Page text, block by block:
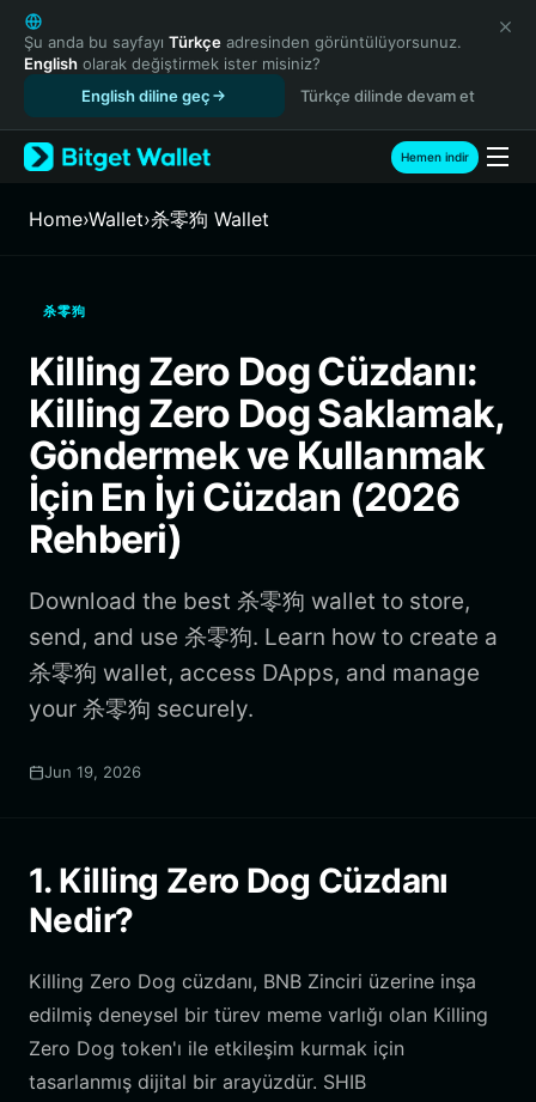
English
日本語
Tiếng Việt
Español (Latinoamérica)
Türkçe
Français
繁體中文
Bahasa Indonesia
ภาษาไทย
Español
Português (Brasil)
Español (Argentina)
Şu anda bu sayfayı Türkçe adresinden görüntülüyorsunuz.
English olarak değiştirmek ister misiniz?
English diline geç
Türkçe dilinde devam et
Hemen indir
Home›Wallet›杀零狗 Wallet
杀零狗
Killing Zero Dog Cüzdanı:
Killing Zero Dog Saklamak,
Göndermek ve Kullanmak
İçin En İyi Cüzdan (2026
Rehberi)
Download the best 杀零狗 wallet to store,
send, and use 杀零狗. Learn how to create a
杀零狗 wallet, access DApps, and manage
your 杀零狗 securely.
Jun 19, 2026
1. Killing Zero Dog Cüzdanı
Nedir?
Killing Zero Dog cüzdanı, BNB Zinciri üzerine inşa
edilmiş deneysel bir türev meme varlığı olan Killing
Zero Dog token'ı ile etkileşim kurmak için
tasarlanmış dijital bir arayüzdür. SHIB